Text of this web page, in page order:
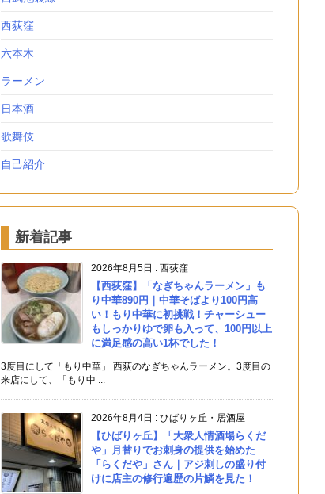
西荻窪
六本木
ラーメン
日本酒
歌舞伎
自己紹介
新着記事
2026年8月5日 : 西荻窪
【西荻窪】「なぎちゃんラーメン」も
り中華890円｜中華そばより100円高
い！もり中華に初挑戦！チャーシュー
もしっかりゆで卵も入って、100円以上
に満足感の高い1杯でした！
3度目にして「もり中華」 西荻のなぎちゃんラーメン。3度目の
来店にして、「もり中 ...
2026年8月4日 : ひばりヶ丘・居酒屋
【ひばりヶ丘】「大衆人情酒場らくだ
や」月替りでお刺身の提供を始めた
「らくだや」さん｜アジ刺しの盛り付
けに店主の修行遍歴の片鱗を見た！